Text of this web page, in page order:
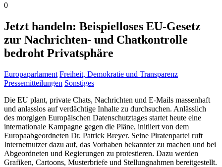
0
Jetzt handeln: Beispielloses EU-Gesetz
zur Nachrichten- und Chatkontrolle
bedroht Privatsphäre
Europaparlament Freiheit, Demokratie und Transparenz
Pressemitteilungen Sonstiges
Die EU plant, private Chats, Nachrichten und E-Mails massenhaft
und anlasslos auf verdächtige Inhalte zu durchsuchen. Anlässlich
des morgigen Europäischen Datenschutztages startet heute eine
internationale Kampagne gegen die Pläne, initiiert von dem
Europaabgeordneten Dr. Patrick Breyer. Seine Piratenpartei ruft
Internetnutzer dazu auf, das Vorhaben bekannter zu machen und bei
Abgeordneten und Regierungen zu protestieren. Dazu werden
Grafiken, Cartoons, Musterbriefe und Stellungnahmen bereitgestellt.